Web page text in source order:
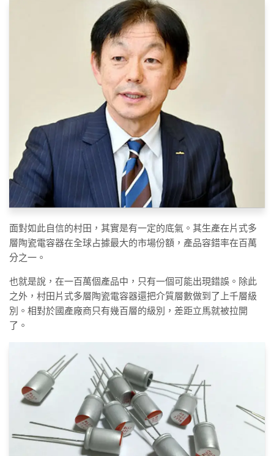
面對如此自信的村田，其實是有一定的底氣。其生產在片式多
層陶瓷電容器在全球占據最大的市場份額，產品容錯率在百萬
分之一。
也就是說，在一百萬個產品中，只有一個可能出現錯誤。除此
之外，村田片式多層陶瓷電容器還把介質層數做到了上千層級
別。相對於國產廠商只有幾百層的級別，差距立馬就被拉開
了。